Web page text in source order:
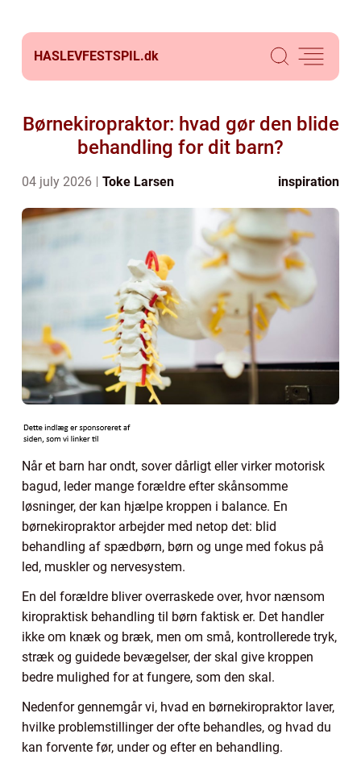
HASLEVFESTSPIL.dk
Børnekiropraktor: hvad gør den blide
behandling for dit barn?
04 july 2026 Toke Larsen inspiration
Når et barn har ondt, sover dårligt eller virker motorisk
bagud, leder mange forældre efter skånsomme
løsninger, der kan hjælpe kroppen i balance. En
børnekiropraktor arbejder med netop det: blid
behandling af spædbørn, børn og unge med fokus på
led, muskler og nervesystem.
En del forældre bliver overraskede over, hvor nænsom
kiropraktisk behandling til børn faktisk er. Det handler
ikke om knæk og bræk, men om små, kontrollerede tryk,
stræk og guidede bevægelser, der skal give kroppen
bedre mulighed for at fungere, som den skal.
Nedenfor gennemgår vi, hvad en børnekiropraktor laver,
hvilke problemstillinger der ofte behandles, og hvad du
kan forvente før, under og efter en behandling.